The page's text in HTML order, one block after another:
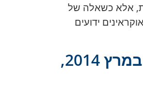
אלא כשאלה של
ידועים
“פוטין – חוילו – לא -לא -לא -לא -לא -לא -לא!” – לפני 11 שנים, ב-30 במרץ 2014,